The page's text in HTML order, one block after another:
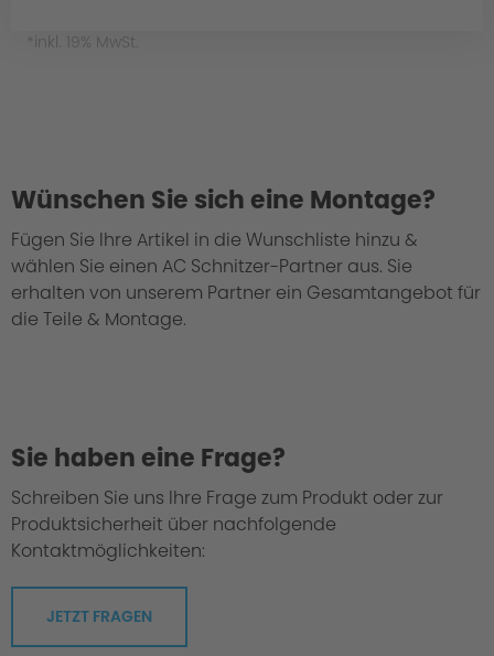
Surface bicolor
*inkl. 19% MwSt.
Wünschen Sie sich eine Montage?
Fügen Sie Ihre Artikel in die Wunschliste hinzu &
wählen Sie einen AC Schnitzer-Partner aus. Sie
erhalten von unserem Partner ein Gesamtangebot für
die Teile & Montage.
Sie haben eine Frage?
Schreiben Sie uns Ihre Frage zum Produkt oder zur
Produktsicherheit über nachfolgende
Kontaktmöglichkeiten:
JETZT FRAGEN